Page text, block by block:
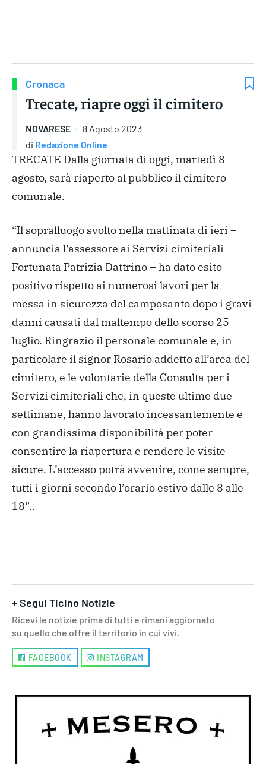
Cronaca
Trecate, riapre oggi il cimitero
NOVARESE
8 Agosto 2023
di Redazione Online
TRECATE Dalla giornata di oggi, martedì 8
agosto, sarà riaperto al pubblico il cimitero
comunale.
“Il sopralluogo svolto nella mattinata di ieri –
annuncia l’assessore ai Servizi cimiteriali
Fortunata Patrizia Dattrino – ha dato esito
positivo rispetto ai numerosi lavori per la
messa in sicurezza del camposanto dopo i gravi
danni causati dal maltempo dello scorso 25
luglio. Ringrazio il personale comunale e, in
particolare il signor Rosario addetto all’area del
cimitero, e le volontarie della Consulta per i
Servizi cimiteriali che, in queste ultime due
settimane, hanno lavorato incessantemente e
con grandissima disponibilità per poter
consentire la riapertura e rendere le visite
sicure. L’accesso potrà avvenire, come sempre,
tutti i giorni secondo l’orario estivo dalle 8 alle
18”..
+ Segui Ticino Notizie
Ricevi le notizie prima di tutti e rimani aggiornato
su quello che offre il territorio in cui vivi.
FACEBOOK INSTAGRAM